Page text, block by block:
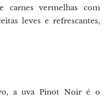
carnes vermelhas com
leves e refrescantes,
a uva Pinot Noir é o